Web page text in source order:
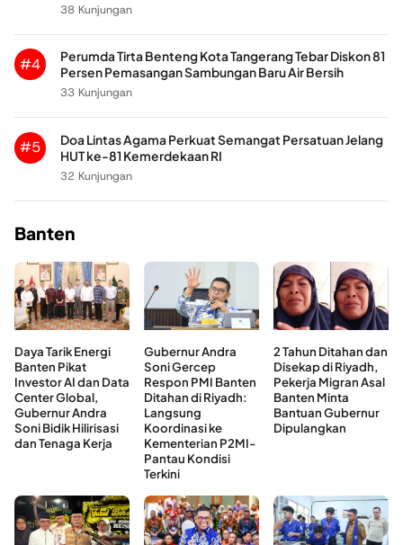
38 Kunjungan
#4
Perumda Tirta Benteng Kota Tangerang Tebar Diskon 81
Persen Pemasangan Sambungan Baru Air Bersih
33 Kunjungan
#5
Doa Lintas Agama Perkuat Semangat Persatuan Jelang
HUT ke-81 Kemerdekaan RI
32 Kunjungan
Banten
Daya Tarik Energi
Banten Pikat
Investor AI dan Data
Center Global,
Gubernur Andra
Soni Bidik Hilirisasi
dan Tenaga Kerja
Gubernur Andra
Soni Gercep
Respon PMI Banten
Ditahan di Riyadh:
Langsung
Koordinasi ke
Kementerian P2MI-
Pantau Kondisi
Terkini
2 Tahun Ditahan dan
Disekap di Riyadh,
Pekerja Migran Asal
Banten Minta
Bantuan Gubernur
Dipulangkan